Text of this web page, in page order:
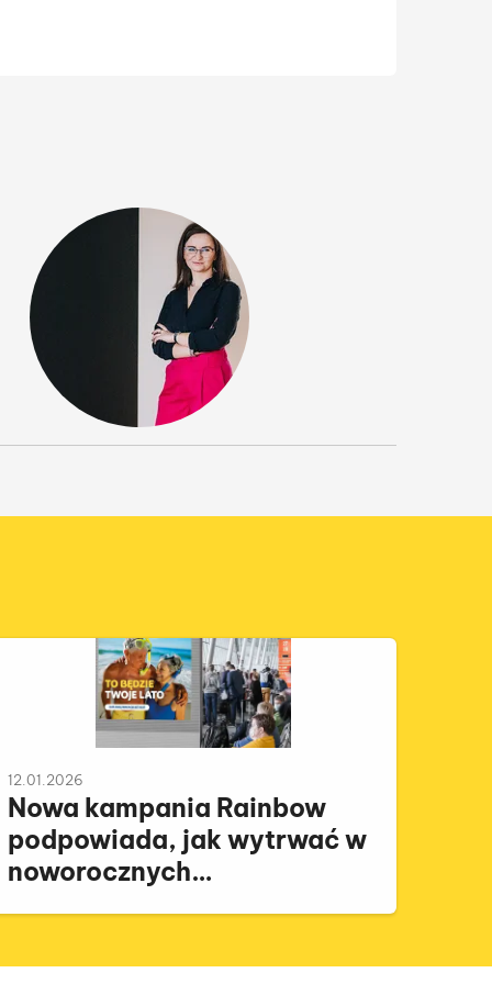
12.01.2026
Nowa kampania Rainbow
podpowiada, jak wytrwać w
noworocznych